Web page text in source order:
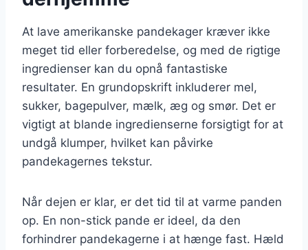
At lave amerikanske pandekager kræver ikke
meget tid eller forberedelse, og med de rigtige
ingredienser kan du opnå fantastiske
resultater. En grundopskrift inkluderer mel,
sukker, bagepulver, mælk, æg og smør. Det er
vigtigt at blande ingredienserne forsigtigt for at
undgå klumper, hvilket kan påvirke
pandekagernes tekstur.
Når dejen er klar, er det tid til at varme panden
op. En non-stick pande er ideel, da den
forhindrer pandekagerne i at hænge fast. Hæld